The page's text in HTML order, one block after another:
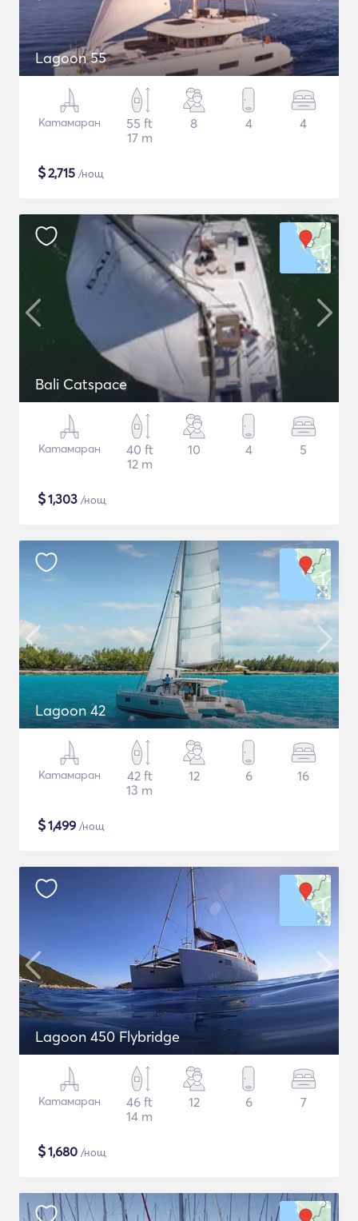
Lagoon 55
Катамаран
55 ft
17 m
8 4 4
$2,715 /нощ
Bali Catspace
Катамаран
40 ft
12 m
10 4 5
$1,303 /нощ
Lagoon 42
Катамаран
42 ft
13 m
12 6 16
$1,499 /нощ
Lagoon 450 Flybridge
Катамаран
46 ft
14 m
12 6 7
$1,680 /нощ